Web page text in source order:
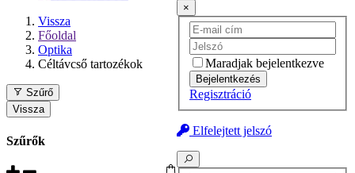
×
Maradjak bejelentkezve
Bejelentkezés
Regisztráció
Elfelejtett jelszó
Vissza
Főoldal
Optika
Céltávcső tartozékok
Szűrő
Vissza
Szűrők